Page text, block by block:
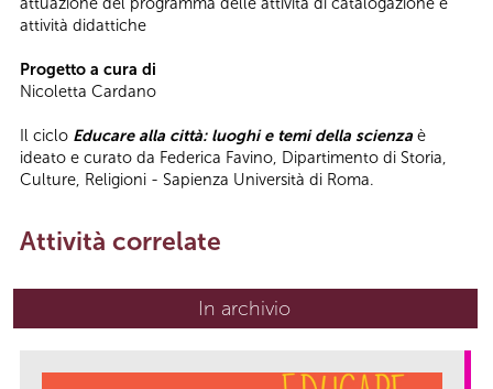
attività didattiche
Progetto a cura di
Nicoletta Cardano
Il ciclo Educare alla città: luoghi e temi della scienza è
ideato e curato da Federica Favino, Dipartimento di Storia,
Culture, Religioni - Sapienza Università di Roma.
Attività correlate
In archivio